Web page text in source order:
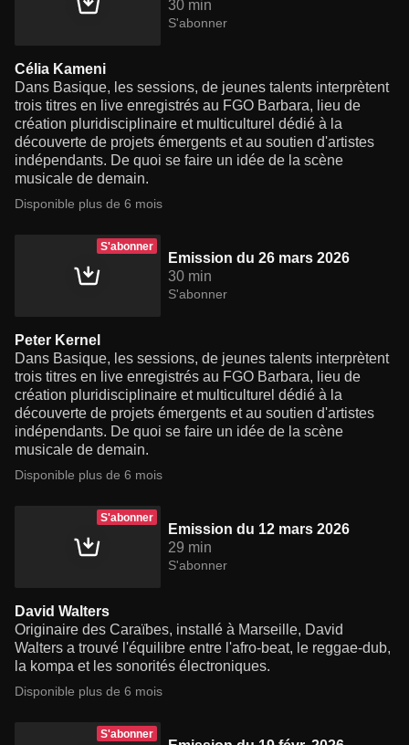
30 min
S'abonner
Célia Kameni
Dans Basique, les sessions, de jeunes talents interprètent
trois titres en live enregistrés au FGO Barbara, lieu de
création pluridisciplinaire et multiculturel dédié à la
découverte de projets émergents et au soutien d'artistes
indépendants. De quoi se faire un idée de la scène
musicale de demain.
Disponible plus de 6 mois
S'abonner
Emission du 26 mars 2026
30 min
S'abonner
Peter Kernel
Dans Basique, les sessions, de jeunes talents interprètent
trois titres en live enregistrés au FGO Barbara, lieu de
création pluridisciplinaire et multiculturel dédié à la
découverte de projets émergents et au soutien d'artistes
indépendants. De quoi se faire un idée de la scène
musicale de demain.
Disponible plus de 6 mois
S'abonner
Emission du 12 mars 2026
29 min
S'abonner
David Walters
Originaire des Caraïbes, installé à Marseille, David
Walters a trouvé l'équilibre entre l'afro-beat, le reggae-dub,
la kompa et les sonorités électroniques.
Disponible plus de 6 mois
S'abonner